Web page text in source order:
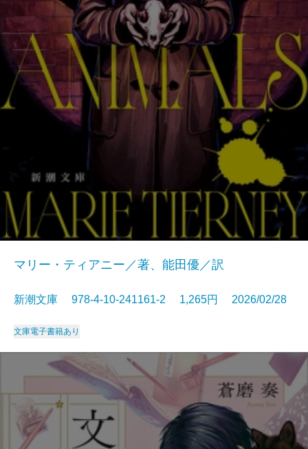
マリー・ティアニー／著、能田優／訳
新潮文庫 978-4-10-241161-2 1,265円 2026/02/28
文庫電子書籍あり